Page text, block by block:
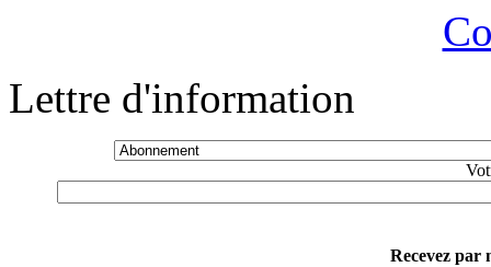
Lettre d'information
Recevez par